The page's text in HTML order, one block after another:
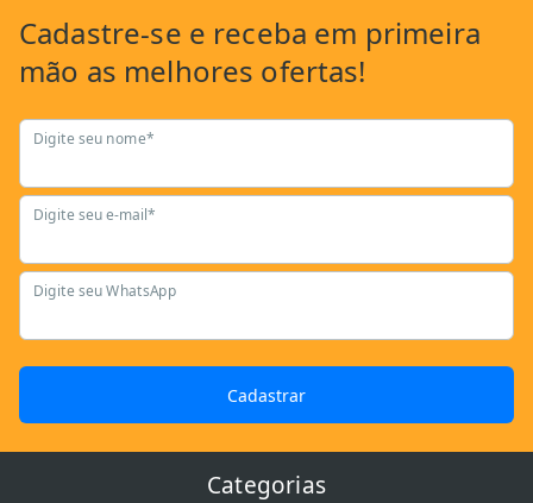
Cadastre-se e receba em primeira
mão as melhores ofertas!
Digite seu nome*
Digite seu e-mail*
Digite seu WhatsApp
Cadastrar
Categorias